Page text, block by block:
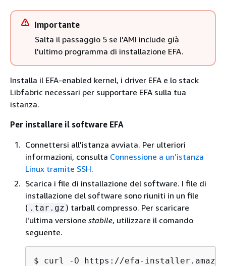
Importante
Salta il passaggio 5 se l'AMI include già
l'ultimo programma di installazione EFA.
Installa il EFA-enabled kernel, i driver EFA e lo stack
Libfabric necessari per supportare EFA sulla tua
istanza.
Per installare il software EFA
Connettersi all'istanza avviata. Per ulteriori
informazioni, consulta Connessione a un’istanza
Linux tramite SSH.
Scarica i file di installazione del software. I file di
installazione del software sono riuniti in un file
( .tar.gz ) tarball compresso. Per scaricare
l'ultima versione stabile, utilizzare il comando
seguente.
$ curl -O https://efa-